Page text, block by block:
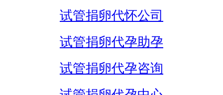
试管捐卵代怀公司
试管捐卵代孕助孕
试管捐卵代孕咨询